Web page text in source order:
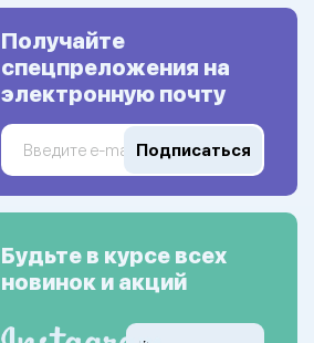
Получайте
спецпреложения на
электронную почту
Подписаться
Будьте в курсе всех
новинок и акций